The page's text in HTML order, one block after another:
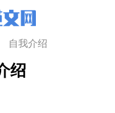
自我介绍
绍